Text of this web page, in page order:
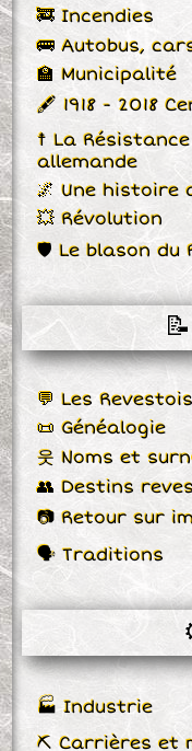
🚒 Incendies
🚌 Autobus,
🏫 Municipalité
🖋 1918 - 2018
☨ La
allemande
🌌 Une histoire
💥 Révolution
🛡 Le blason du
💬 Les
📜 Généalogie
웃 Noms et
👥 Destins
📷 Retour sur
🗣 Traditions
🏭 Industrie
⛏ Carrières et